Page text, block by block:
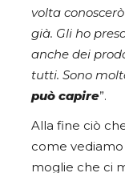
volta
già. Gli ho
anche dei
tutti. Sono
può capire”.
Alla fine ciò
come
moglie che ci